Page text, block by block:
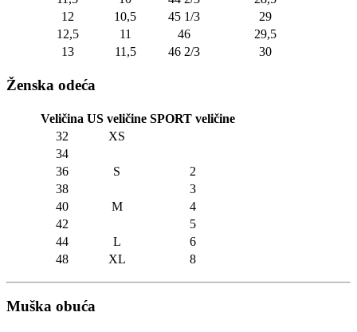
12
10,5 45 1/3
29
12,5
11 46
29,5
13
11,5 46 2/3 30
Ženska odeća
Veličina US veličine SPORT veličine
32
XS
34
36
S
2
38
3
40
M
4
42
5
44
L
6
48
XL 8
Muška obuća